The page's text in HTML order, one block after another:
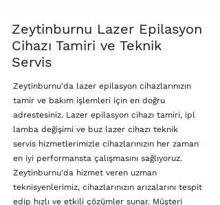
Zeytinburnu Lazer Epilasyon
Cihazı Tamiri ve Teknik
Servis
Zeytinburnu'da lazer epilasyon cihazlarınızın
tamir ve bakım işlemleri için en doğru
adrestesiniz. Lazer epilasyon cihazı tamiri, ipl
lamba değişimi ve buz lazer cihazı teknik
servis hizmetlerimizle cihazlarınızın her zaman
en iyi performansta çalışmasını sağlıyoruz.
Zeytinburnu'da hizmet veren uzman
teknisyenlerimiz, cihazlarınızın arızalarını tespit
edip hızlı ve etkili çözümler sunar. Müşteri